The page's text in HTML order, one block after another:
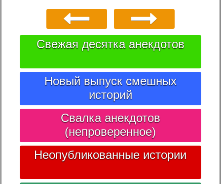
Свежая десятка анекдотов
Новый выпуск смешных
историй
Свалка анекдотов
(непроверенное)
Неопубликованные истории